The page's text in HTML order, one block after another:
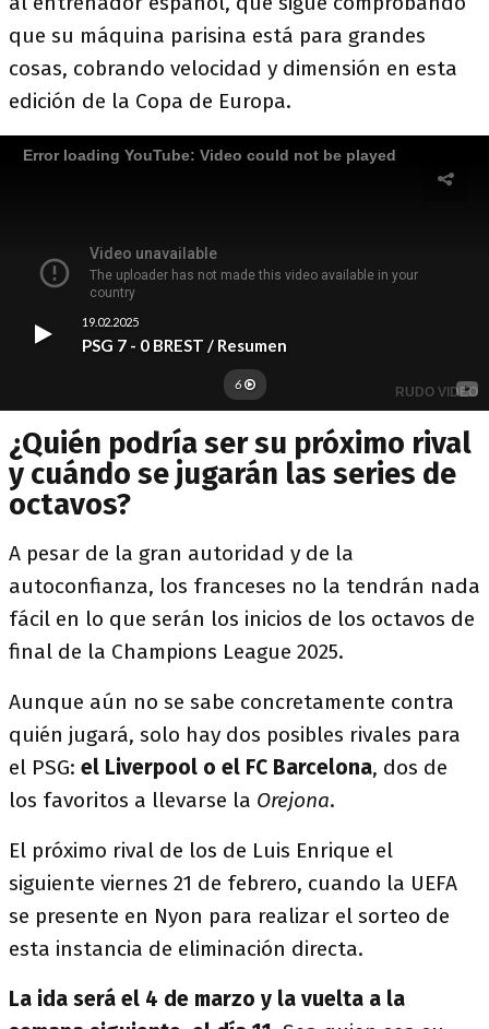
que su máquina parisina está para grandes
cosas, cobrando velocidad y dimensión en esta
edición de la Copa de Europa.
¿Quién podría ser su próximo rival
y cuándo se jugarán las series de
octavos?
A pesar de la gran autoridad y de la
autoconfianza, los franceses no la tendrán nada
fácil en lo que serán los inicios de los octavos de
final de la Champions League 2025.
Aunque aún no se sabe concretamente contra
quién jugará, solo hay dos posibles rivales para
el PSG: el Liverpool o el FC Barcelona, dos de
los favoritos a llevarse la Orejona.
El próximo rival de los de Luis Enrique el
siguiente viernes 21 de febrero, cuando la UEFA
se presente en Nyon para realizar el sorteo de
esta instancia de eliminación directa.
La ida será el 4 de marzo y la vuelta a la